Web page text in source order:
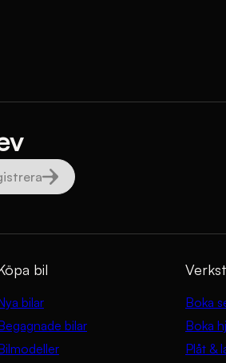
bil
bilar
bilar
Boka
Boka
Plåt &